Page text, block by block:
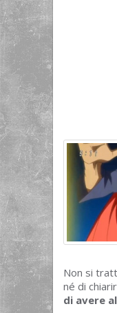
Non si
né di
di avere